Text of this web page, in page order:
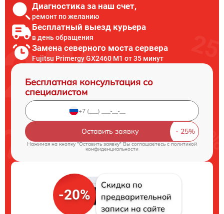
Диагностика за наш счет,
ремонт по желанию
Бесплатный выезд курьера
в день обращения
Замена северного моста сервера
Fujitsu Primergy GX2460 M1 от 35 минут
Бесплатная консультация со
специалистом
Оставить заявку
Нажимая на кнопку "Оставить заявку" Вы соглашаетесь cполитикой
конфиденциальности
-20%
Скидка по
предварительной
записи на сайте